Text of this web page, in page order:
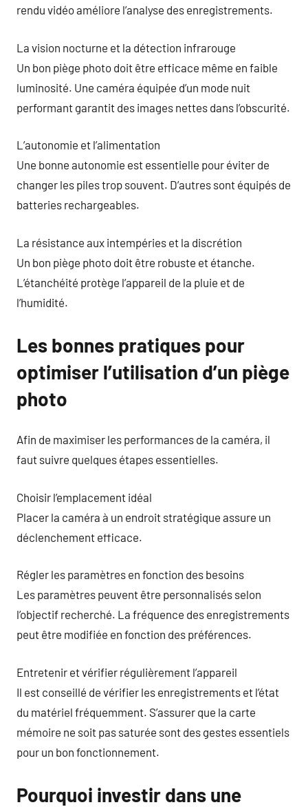
rendu vidéo améliore l’analyse des enregistrements.
La vision nocturne et la détection infrarouge
Un bon piège photo doit être efficace même en faible
luminosité. Une caméra équipée d’un mode nuit
performant garantit des images nettes dans l’obscurité.
L’autonomie et l’alimentation
Une bonne autonomie est essentielle pour éviter de
changer les piles trop souvent. D’autres sont équipés de
batteries rechargeables.
La résistance aux intempéries et la discrétion
Un bon piège photo doit être robuste et étanche.
L’étanchéité protège l’appareil de la pluie et de
l’humidité.
Les bonnes pratiques pour
optimiser l’utilisation d’un piège
photo
Afin de maximiser les performances de la caméra, il
faut suivre quelques étapes essentielles.
Choisir l’emplacement idéal
Placer la caméra à un endroit stratégique assure un
déclenchement efficace.
Régler les paramètres en fonction des besoins
Les paramètres peuvent être personnalisés selon
l’objectif recherché. La fréquence des enregistrements
peut être modifiée en fonction des préférences.
Entretenir et vérifier régulièrement l’appareil
Il est conseillé de vérifier les enregistrements et l’état
du matériel fréquemment. S’assurer que la carte
mémoire ne soit pas saturée sont des gestes essentiels
pour un bon fonctionnement.
Pourquoi investir dans une